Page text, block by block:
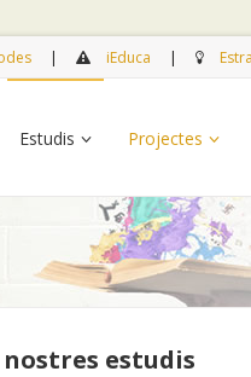
iEduca
Estudis Projectes
nostres estudis